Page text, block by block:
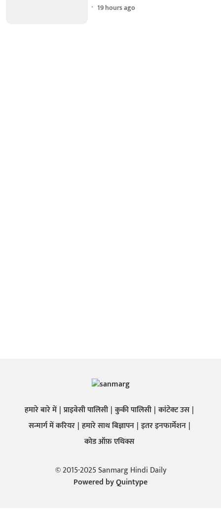
19 hours ago
हमारे बारे में प्राइवेसी पालिसी कुकी पालिसी कांटेक्ट उस
सन्मार्ग में करियर हमारे साथ बिज्ञापन इतर इनफार्मेशन
कोड ऑफ़ एथिक्स
© 2015-2025 Sanmarg Hindi Daily
Powered byQuintype